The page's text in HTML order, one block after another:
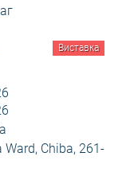
Виставка
Chiba, 261-